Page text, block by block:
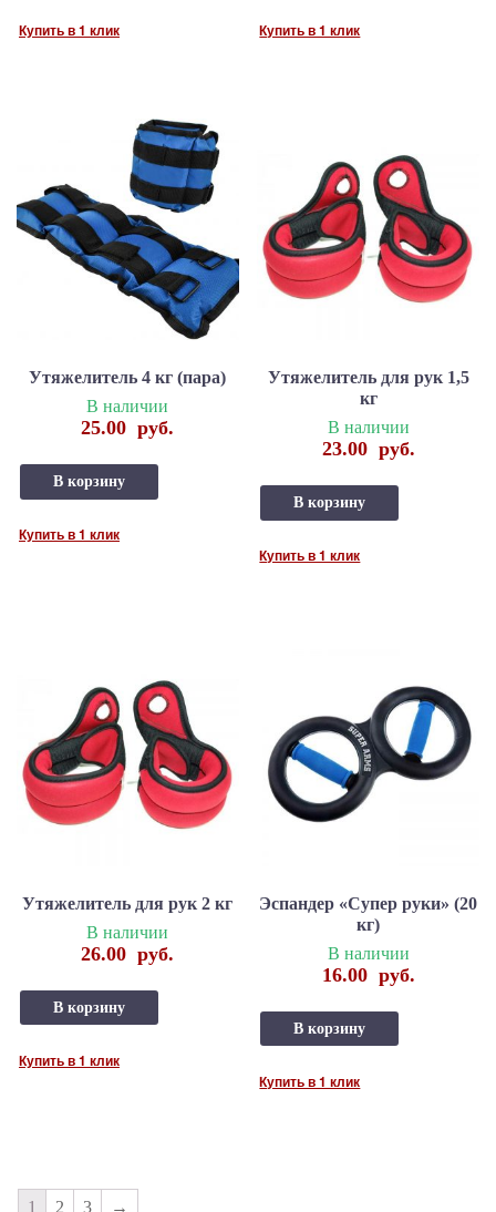
Купить в 1 клик Купить в 1 клик
Утяжелитель 4 кг (пара)
В наличии
25.00 руб.
В корзину
Купить в 1 клик
Утяжелитель для рук 1,5
кг
В наличии
23.00 руб.
В корзину
Купить в 1 клик
Утяжелитель для рук 2 кг
В наличии
26.00 руб.
В корзину
Купить в 1 клик
Эспандер «Супер руки» (20
кг)
В наличии
16.00 руб.
В корзину
Купить в 1 клик
1 2 3 →